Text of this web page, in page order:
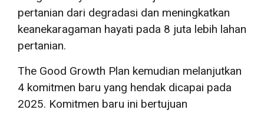
pertanian dari degradasi dan meningkatkan
keanekaragaman hayati pada 8 juta lebih lahan
pertanian.
The Good Growth Plan kemudian melanjutkan
4 komitmen baru yang hendak dicapai pada
2025. Komitmen baru ini bertujuan